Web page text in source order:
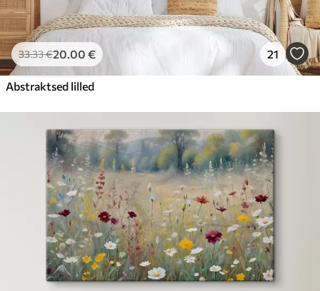
33.33€20.00 € 21
Abstraktsed lilled